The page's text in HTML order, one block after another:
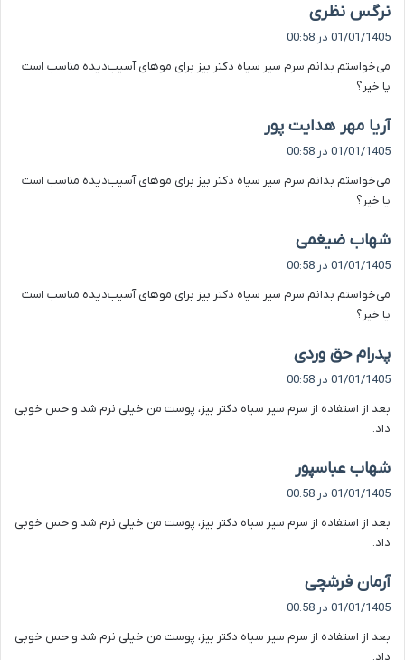
نرگس نظری
ف
:
01/01/1405 در 00:58
می‌خواستم بدانم سرم سیر سیاه دکتر بیز برای موهای آسیب‌دیده مناسب است
یا خیر؟
آریا مهر هدایت پور
:
01/01/1405 در 00:58
می‌خواستم بدانم سرم سیر سیاه دکتر بیز برای موهای آسیب‌دیده مناسب است
یا خیر؟
شهاب ضیغمی
ف
:
01/01/1405 در 00:58
می‌خواستم بدانم سرم سیر سیاه دکتر بیز برای موهای آسیب‌دیده مناسب است
یا خیر؟
پدرام حق وردی
ف
:
01/01/1405 در 00:58
بعد از استفاده از سرم سیر سیاه دکتر بیز، پوست من خیلی نرم شد و حس خوبی
داد.
شهاب عباسپور
ف
:
01/01/1405 در 00:58
بعد از استفاده از سرم سیر سیاه دکتر بیز، پوست من خیلی نرم شد و حس خوبی
داد.
آرمان فرشچی
ف
:
01/01/1405 در 00:58
بعد از استفاده از سرم سیر سیاه دکتر بیز، پوست من خیلی نرم شد و حس خوبی
داد.